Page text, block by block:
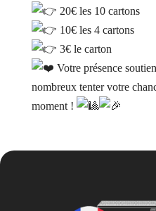
20€ les 10 cartons
10€ les 4 cartons
3€ le carton
Votre présence
nombreux tenter votre
moment !